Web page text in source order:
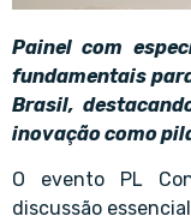
Painel com
fundamentais
Brasil,
inovação como
O evento PL
discussão